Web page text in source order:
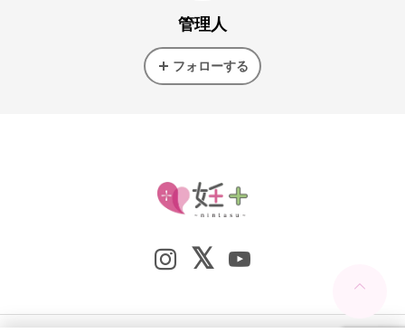
管理人
フォローする